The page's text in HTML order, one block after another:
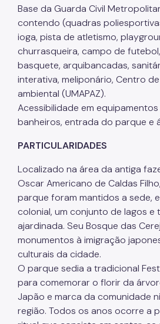
Base da Guarda Civil
contendo (quadras
ioga, pista de atletismo,
churrasqueira, campo de
basquete, arquibancadas,
interativa, meliponário, Centro
ambiental (UMAPAZ).
Acessibilidade em
banheiros, entrada do parque e
PARTICULARIDADES
Localizado na área da antiga
Oscar Americano de Caldas
parque foram mantidos a sede,
colonial, um conjunto de lagos e
ajardinada. Seu Bosque das
monumentos à imigração
culturais da cidade.
O parque sedia a tradicional
para comemorar o florir da
Japão e marca da comunidade
região. Todos os anos ocorre a